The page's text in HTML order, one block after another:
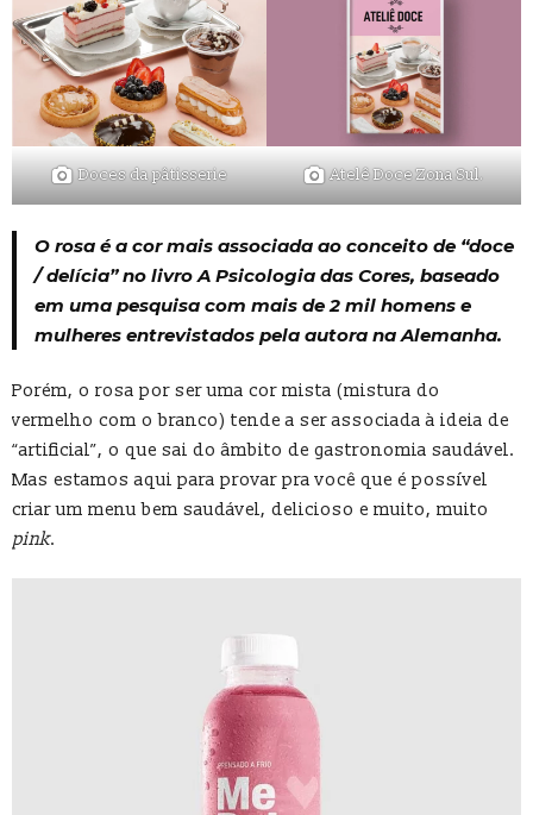
Doces da pâtisserie Atelê Doce Zona Sul.
O rosa é a cor mais associada ao conceito de “doce
/ delícia” no livro A Psicologia das Cores, baseado
em uma pesquisa com mais de 2 mil homens e
mulheres entrevistados pela autora na Alemanha.
Porém, o rosa por ser uma cor mista (mistura do
vermelho com o branco) tende a ser associada à ideia de
“artificial”, o que sai do âmbito de gastronomia saudável.
Mas estamos aqui para provar pra você que é possível
criar um menu bem saudável, delicioso e muito, muito
pink.